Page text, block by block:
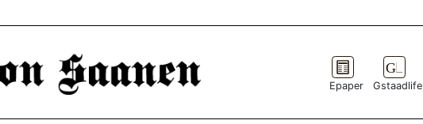
Epaper Gstaadlife